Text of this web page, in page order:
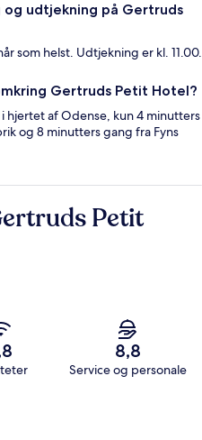
udtjekning på Gertruds
som helst. Udtjekning er kl. 11.00.
Gertruds Petit Hotel?
hjertet af Odense, kun 4 minutters
og 8 minutters gang fra Fyns
Petit
8,8
Service og personale